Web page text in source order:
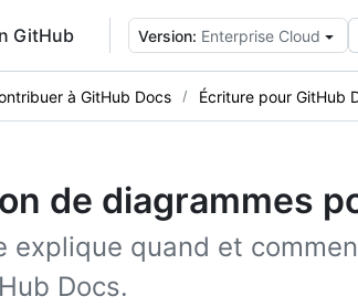
GitHub Version: Enterprise Cloud
à GitHub Docs Écriture pour GitHub
de diagrammes
explique quand et
Docs.